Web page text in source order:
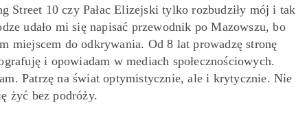
Street 10 czy Pałac Elizejski tylko rozbudziły mój i tak
udało mi się napisać przewodnik po Mazowszu, bo
miejscem do odkrywania. Od 8 lat prowadzę stronę
i opowiadam w mediach społecznościowych.
Patrzę na świat optymistycznie, ale i krytycznie. Nie
żyć bez podróży.